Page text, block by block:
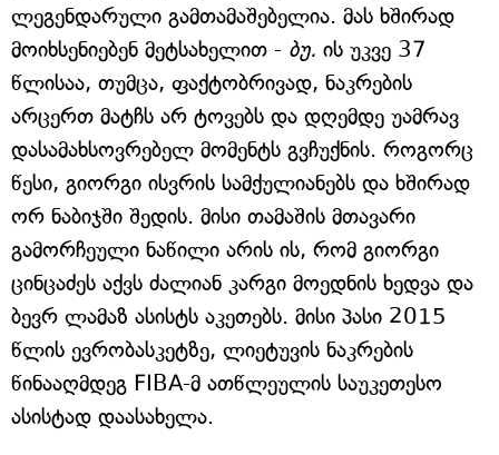
ლეგენდარული გამთამაშებელია. მას ხშირად
მოიხსენიებენ მეტსახელით - ბუ. ის უკვე 37
წლისაა, თუმცა, ფაქტობრივად, ნაკრების
არცერთ მატჩს არ ტოვებს და დღემდე უამრავ
დასამახსოვრებელ მომენტს გვჩუქნის. როგორც
წესი, გიორგი ისვრის სამქულიანებს და ხშირად
ორ ნაბიჯში შედის. მისი თამაშის მთავარი
გამორჩეული ნაწილი არის ის, რომ გიორგი
ცინცაძეს აქვს ძალიან კარგი მოედნის ხედვა და
ბევრ ლამაზ ასისტს აკეთებს. მისი პასი 2015
წლის ევრობასკეტზე, ლიეტუვის ნაკრების
წინააღმდეგ FIBA-მ ათწლეულის საუკეთესო
ასისტად დაასახელა.